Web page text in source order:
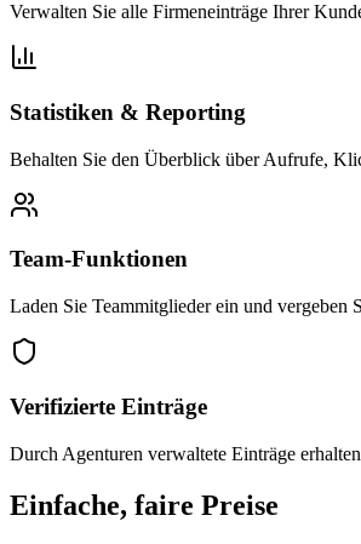
Verwalten Sie alle Firmeneinträge Ihrer
Statistiken & Reporting
Behalten Sie den Überblick über Aufrufe,
Team-Funktionen
Laden Sie Teammitglieder ein und vergeben
Verifizierte Einträge
Durch Agenturen verwaltete Einträge
Einfache, faire Preise